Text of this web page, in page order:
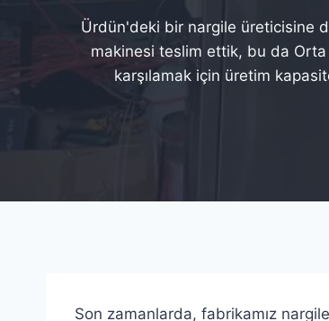
Ürdün'deki bir nargile üreticisine
makinesi teslim ettik, bu da
karşılamak için üretim
Son zamanlarda, fabrikamız